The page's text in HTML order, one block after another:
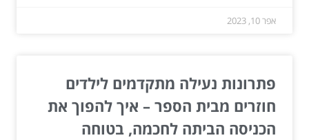
אפר 10, 2023
פתרונות נעילה מתקדמים לילדים
חוזרים מבית הספר – איך להפוך את
הכניסה הביתה לחכמה, בטוחה